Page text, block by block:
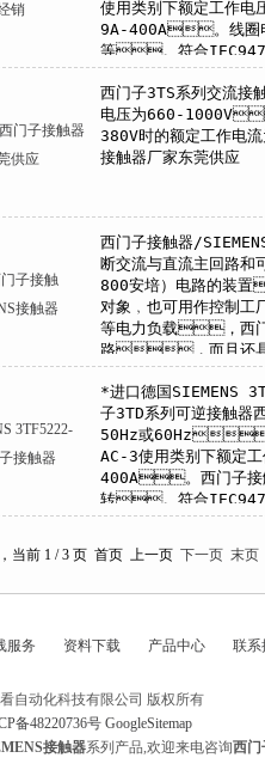
销
门子接触器
供应
门子接触
接触器
3TF5222-
接触器
，当前 1 / 3 页 首页 上一页 下一页 末页
服务 资料下载 产品中心 联系
自动化科技有限公司 版权所有
备48220736号 GoogleSitemap
接触器系列产品,欢迎来电咨询西